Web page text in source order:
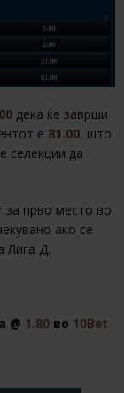
дека ќе заврши
е 81.00, што
селекции да
за прво место во
ако се
Лига Д.
@ 1.80 во 10Bet